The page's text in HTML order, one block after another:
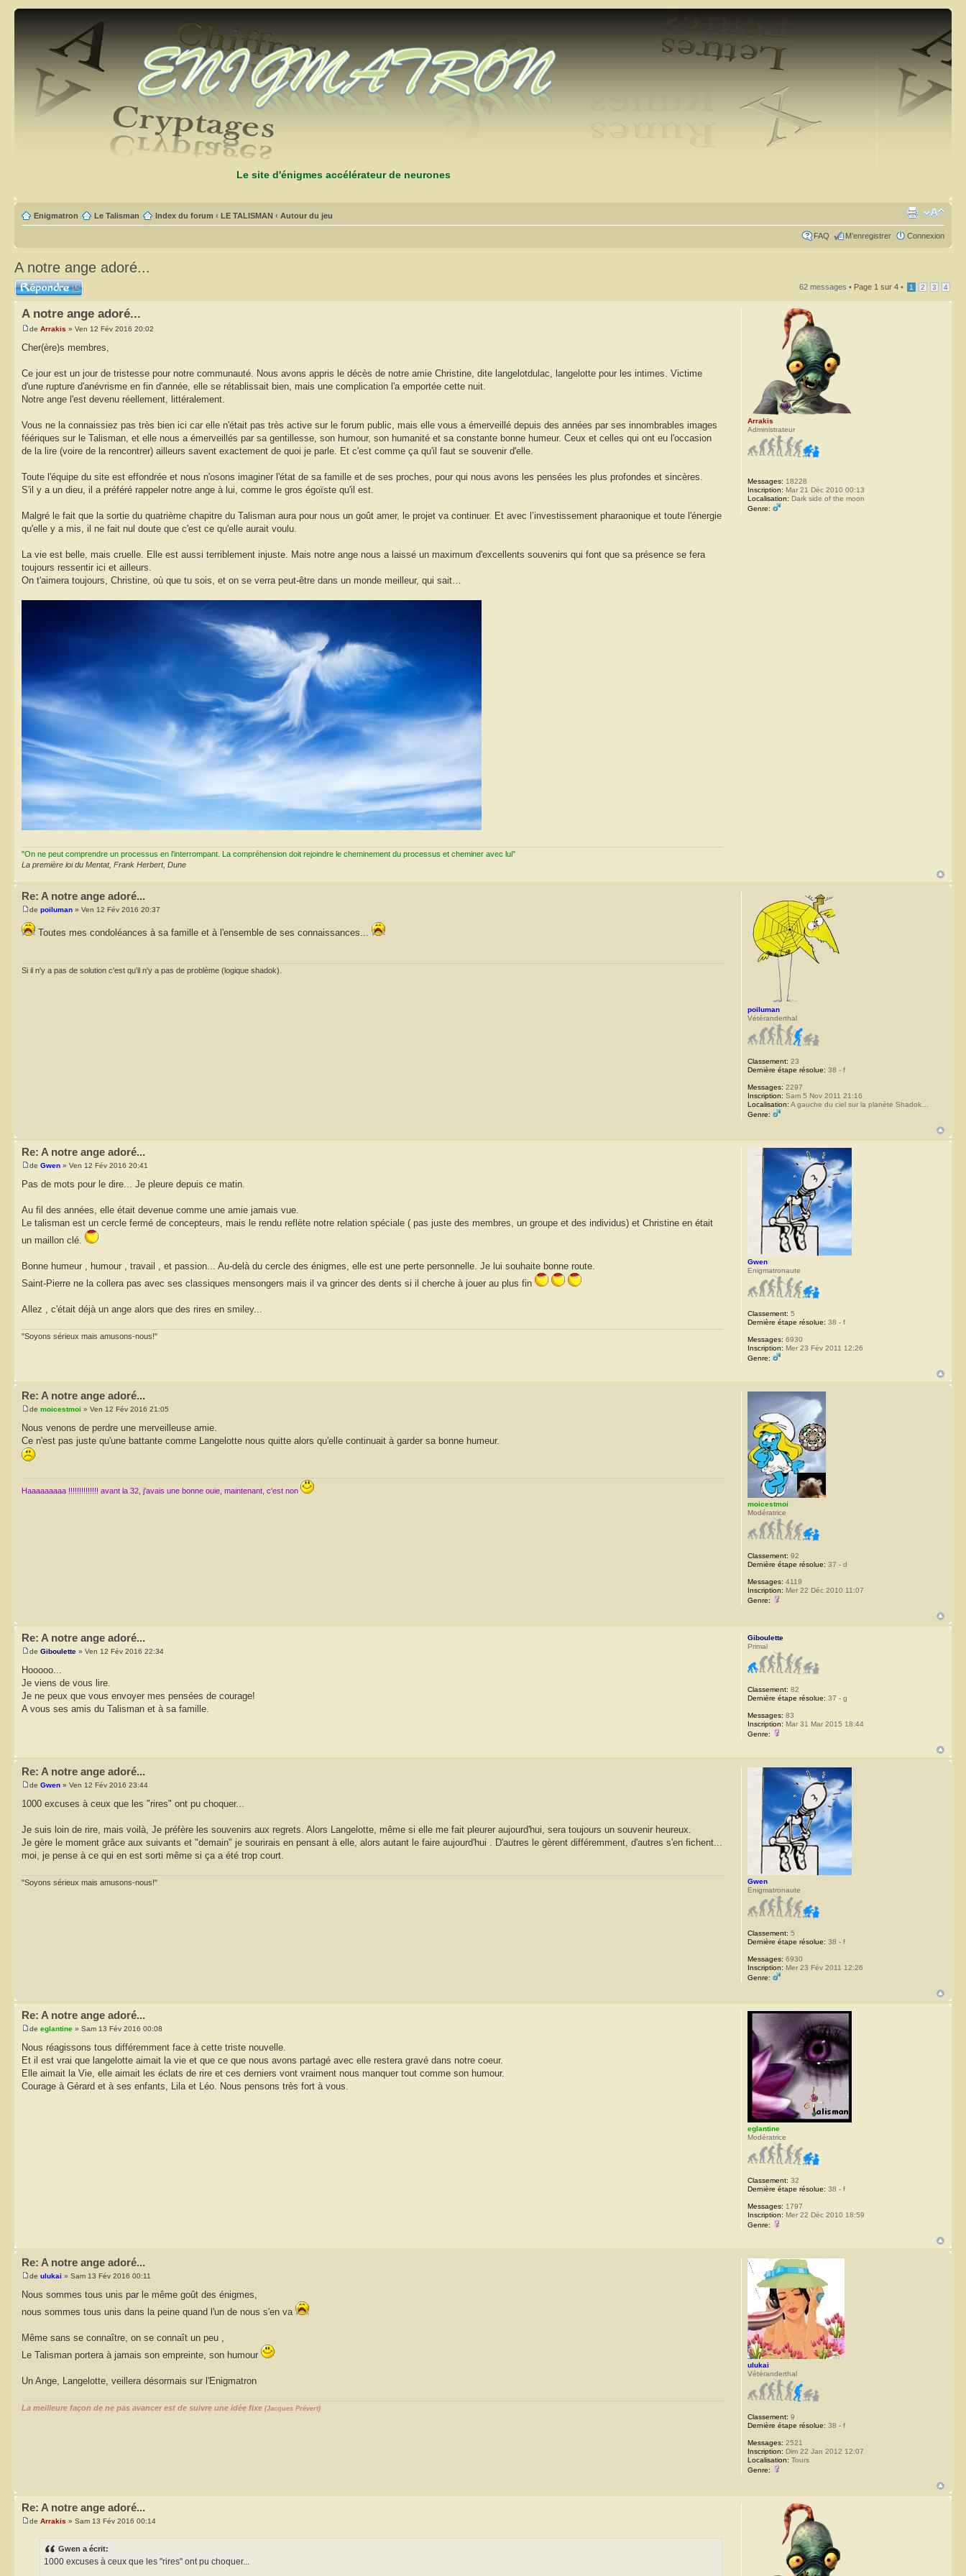
Le site d'énigmes accélérateur de neurones
Enigmatron Le Talisman Index du forum ‹ LE TALISMAN ‹ Autour du jeu
FAQ M’enregistrer Connexion
A notre ange adoré...
Répondre 62 messages • Page 1 sur 4 • 1 2 3 4
A notre ange adoré...
de Arrakis » Ven 12 Fév 2016 20:02
Cher(ère)s membres,
Ce jour est un jour de tristesse pour notre communauté. Nous avons appris le décès de notre amie Christine, dite langelotdulac, langelotte pour les intimes. Victime
d'une rupture d'anévrisme en fin d'année, elle se rétablissait bien, mais une complication l'a emportée cette nuit.
Notre ange l'est devenu réellement, littéralement.
Vous ne la connaissiez pas très bien ici car elle n'était pas très active sur le forum public, mais elle vous a émerveillé depuis des années par ses innombrables images
féériques sur le Talisman, et elle nous a émerveillés par sa gentillesse, son humour, son humanité et sa constante bonne humeur. Ceux et celles qui ont eu l'occasion
de la lire (voire de la rencontrer) ailleurs savent exactement de quoi je parle. Et c'est comme ça qu'il faut se souvenir d'elle.
Toute l'équipe du site est effondrée et nous n'osons imaginer l'état de sa famille et de ses proches, pour qui nous avons les pensées les plus profondes et sincères.
S'il y a un dieu, il a préféré rappeler notre ange à lui, comme le gros égoïste qu'il est.
Malgré le fait que la sortie du quatrième chapitre du Talisman aura pour nous un goût amer, le projet va continuer. Et avec l’investissement pharaonique et toute l'énergie
qu'elle y a mis, il ne fait nul doute que c'est ce qu'elle aurait voulu.
La vie est belle, mais cruelle. Elle est aussi terriblement injuste. Mais notre ange nous a laissé un maximum d'excellents souvenirs qui font que sa présence se fera
toujours ressentir ici et ailleurs.
On t'aimera toujours, Christine, où que tu sois, et on se verra peut-être dans un monde meilleur, qui sait…
"On ne peut comprendre un processus en l'interrompant. La compréhension doit rejoindre le cheminement du processus et cheminer avec lui"
La première loi du Mentat, Frank Herbert, Dune
Arrakis
Administrateur
Messages: 18228
Inscription: Mar 21 Déc 2010 00:13
Localisation: Dark side of the moon
Genre:
Re: A notre ange adoré...
de poiluman » Ven 12 Fév 2016 20:37
Toutes mes condoléances à sa famille et à l'ensemble de ses connaissances...
Si il n'y a pas de solution c'est qu'il n'y a pas de problème (logique shadok).
poiluman
Vétéranderthal
Classement: 23
Dernière étape résolue: 38 - f
Messages: 2297
Inscription: Sam 5 Nov 2011 21:16
Localisation: A gauche du ciel sur la planète Shadok…
Genre:
Re: A notre ange adoré...
de Gwen » Ven 12 Fév 2016 20:41
Pas de mots pour le dire... Je pleure depuis ce matin.
Au fil des années, elle était devenue comme une amie jamais vue.
Le talisman est un cercle fermé de concepteurs, mais le rendu reflète notre relation spéciale ( pas juste des membres, un groupe et des individus) et Christine en était
un maillon clé.
Bonne humeur , humour , travail , et passion... Au-delà du cercle des énigmes, elle est une perte personnelle. Je lui souhaite bonne route.
Saint-Pierre ne la collera pas avec ses classiques mensongers mais il va grincer des dents si il cherche à jouer au plus fin
Allez , c'était déjà un ange alors que des rires en smiley...
"Soyons sérieux mais amusons-nous!"
Gwen
Enigmatronaute
Classement: 5
Dernière étape résolue: 38 - f
Messages: 6930
Inscription: Mer 23 Fév 2011 12:26
Genre:
Re: A notre ange adoré...
de moicestmoi » Ven 12 Fév 2016 21:05
Nous venons de perdre une merveilleuse amie.
Ce n'est pas juste qu'une battante comme Langelotte nous quitte alors qu'elle continuait à garder sa bonne humeur.
Haaaaaaaaa !!!!!!!!!!!!!! avant la 32, j'avais une bonne ouie, maintenant, c'est non
moicestmoi
Modératrice
Classement: 92
Dernière étape résolue: 37 - d
Messages: 4119
Inscription: Mer 22 Déc 2010 11:07
Genre:
Re: A notre ange adoré...
de Giboulette » Ven 12 Fév 2016 22:34
Hooooo...
Je viens de vous lire.
Je ne peux que vous envoyer mes pensées de courage!
A vous ses amis du Talisman et à sa famille.
Giboulette
Primal
Classement: 82
Dernière étape résolue: 37 - g
Messages: 83
Inscription: Mar 31 Mar 2015 18:44
Genre:
Re: A notre ange adoré...
de Gwen » Ven 12 Fév 2016 23:44
1000 excuses à ceux que les "rires" ont pu choquer...
Je suis loin de rire, mais voilà, Je préfère les souvenirs aux regrets. Alors Langelotte, même si elle me fait pleurer aujourd'hui, sera toujours un souvenir heureux.
Je gère le moment grâce aux suivants et "demain" je sourirais en pensant à elle, alors autant le faire aujourd'hui . D'autres le gèrent différemment, d'autres s'en fichent...
moi, je pense à ce qui en est sorti même si ça a été trop court.
"Soyons sérieux mais amusons-nous!"
Gwen
Enigmatronaute
Classement: 5
Dernière étape résolue: 38 - f
Messages: 6930
Inscription: Mer 23 Fév 2011 12:26
Genre:
Re: A notre ange adoré...
de eglantine » Sam 13 Fév 2016 00:08
Nous réagissons tous différemment face à cette triste nouvelle.
Et il est vrai que langelotte aimait la vie et que ce que nous avons partagé avec elle restera gravé dans notre coeur.
Elle aimait la Vie, elle aimait les éclats de rire et ces derniers vont vraiment nous manquer tout comme son humour.
Courage à Gérard et à ses enfants, Lila et Léo. Nous pensons très fort à vous.
eglantine
Modératrice
Classement: 32
Dernière étape résolue: 38 - f
Messages: 1797
Inscription: Mer 22 Déc 2010 18:59
Genre:
Re: A notre ange adoré...
de ulukai » Sam 13 Fév 2016 00:11
Nous sommes tous unis par le même goût des énigmes,
nous sommes tous unis dans la peine quand l'un de nous s'en va
Même sans se connaître, on se connaît un peu ,
Le Talisman portera à jamais son empreinte, son humour
Un Ange, Langelotte, veillera désormais sur l'Enigmatron
La meilleure façon de ne pas avancer est de suivre une idée fixe (Jacques Prévert)
ulukai
Vétéranderthal
Classement: 9
Dernière étape résolue: 38 - f
Messages: 2521
Inscription: Dim 22 Jan 2012 12:07
Localisation: Tours
Genre:
Re: A notre ange adoré...
de Arrakis » Sam 13 Fév 2016 00:14
Gwen a écrit:
1000 excuses à ceux que les "rires" ont pu choquer...